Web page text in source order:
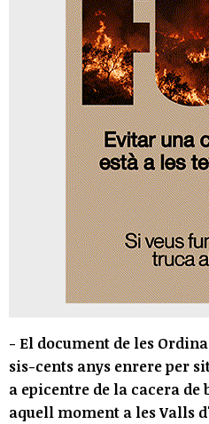
- El document de les
sis-cents anys enrere per
a epicentre de la cacera de
aquell moment a les Valls